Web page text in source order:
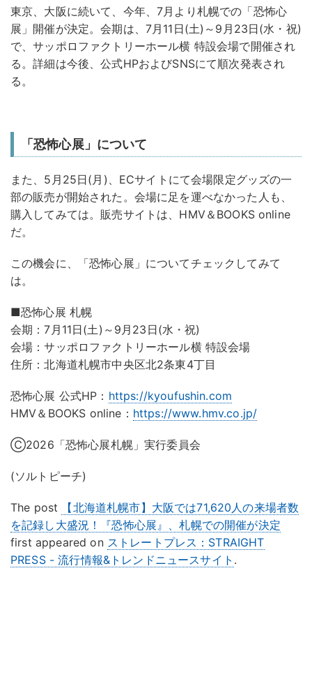
東京、大阪に続いて、今年、7月より札幌での「恐怖心
展」開催が決定。会期は、7月11日(土)～9月23日(水・祝)
で、サッポロファクトリーホール横 特設会場で開催され
る。詳細は今後、公式HPおよびSNSにて順次発表され
る。
「恐怖心展」について
また、5月25日(月)、ECサイトにて会場限定グッズの一
部の販売が開始された。会場に足を運べなかった人も、
購入してみては。販売サイトは、HMV＆BOOKS online
だ。
この機会に、「恐怖心展」についてチェックしてみて
は。
■恐怖心展 札幌
会期：7月11日(土)～9月23日(水・祝)
会場：サッポロファクトリーホール横 特設会場
住所：北海道札幌市中央区北2条東4丁目
恐怖心展 公式HP： https://kyoufushin.com
HMV＆BOOKS online： https://www.hmv.co.jp/
Ⓒ2026「恐怖心展札幌」実行委員会
(ソルトピーチ)
The post
【北海道札幌市】大阪では71,620人の来場者数
を記録し大盛況！『恐怖心展』、札幌での開催が決定
first appeared on ストレートプレス：STRAIGHT
PRESS - 流行情報&トレンドニュースサイト .